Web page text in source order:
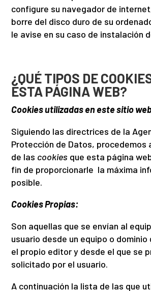
configure su navegador de
borre del disco duro de su
le avise en su caso de instalación
¿QUÉ TIPOS DE
ESTA PÁGINA WEB?
Cookies utilizadas en este sitio
Siguiendo las directrices de la
Protección de Datos, procedemos
de las cookies que esta página
fin de proporcionarle la máxima
posible.
Cookies Propias:
Son aquellas que se envían al
usuario desde un equipo o
el propio editor y desde el que se
solicitado por el usuario.
A continuación la lista de las que